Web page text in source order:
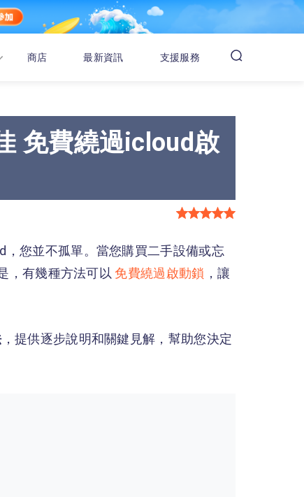
商店 最新資訊 支援服務
免費繞過icloud啟
，您並不孤單。當您購買二手設備或忘
，有幾種方法可以 免費繞過啟動鎖 ，讓
，提供逐步說明和關鍵見解，幫助您決定